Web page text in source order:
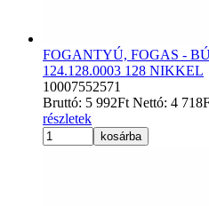
FOGANTYÚ, FOGAS -
124.128.0003 128 NIKKEL
10007552571
Bruttó: 5 992Ft Nettó: 4 718
részletek
kosárba